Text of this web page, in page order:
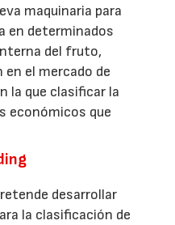
maquinaria para
en determinados
del fruto,
el mercado de
la que clasificar la
económicos que
desarrollar
la clasificación de